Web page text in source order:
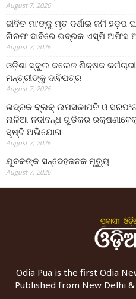
August 7, 2026
ଜୀବିତ ମା’ଙ୍କୁ ମୃତ ଦର୍ଶାଇ ଜମି
ଗିରଫ ଦାବିରେ ଭଦ୍ରକ ଏସ୍‌ପି ଅଫିସ
August 7, 2026
ଓଡ଼ିଶା ସ୍କୁଲ କଲେଜ ଶିକ୍ଷକ
ମନ୍ତ୍ରୀଙ୍କୁ ଦାବିପତ୍ର
August 7, 2026
ଭଦ୍ରକ ବ୍ଲକ୍ ଉପସଭାପତି ଓ ସରପଂଚ
ନାଳିଆ ନଦୀବନ୍ଧ ଗୁଡିକର
ସୃଷ୍ଟି ଅଭିଯୋଗ
August 7, 2026
ଯୁବକଙ୍କ ସନ୍ଦେହଜନକ ମୃତ୍ୟୁ
August 7, 2026
Odia Pua is the first Odia
Published from New Delhi